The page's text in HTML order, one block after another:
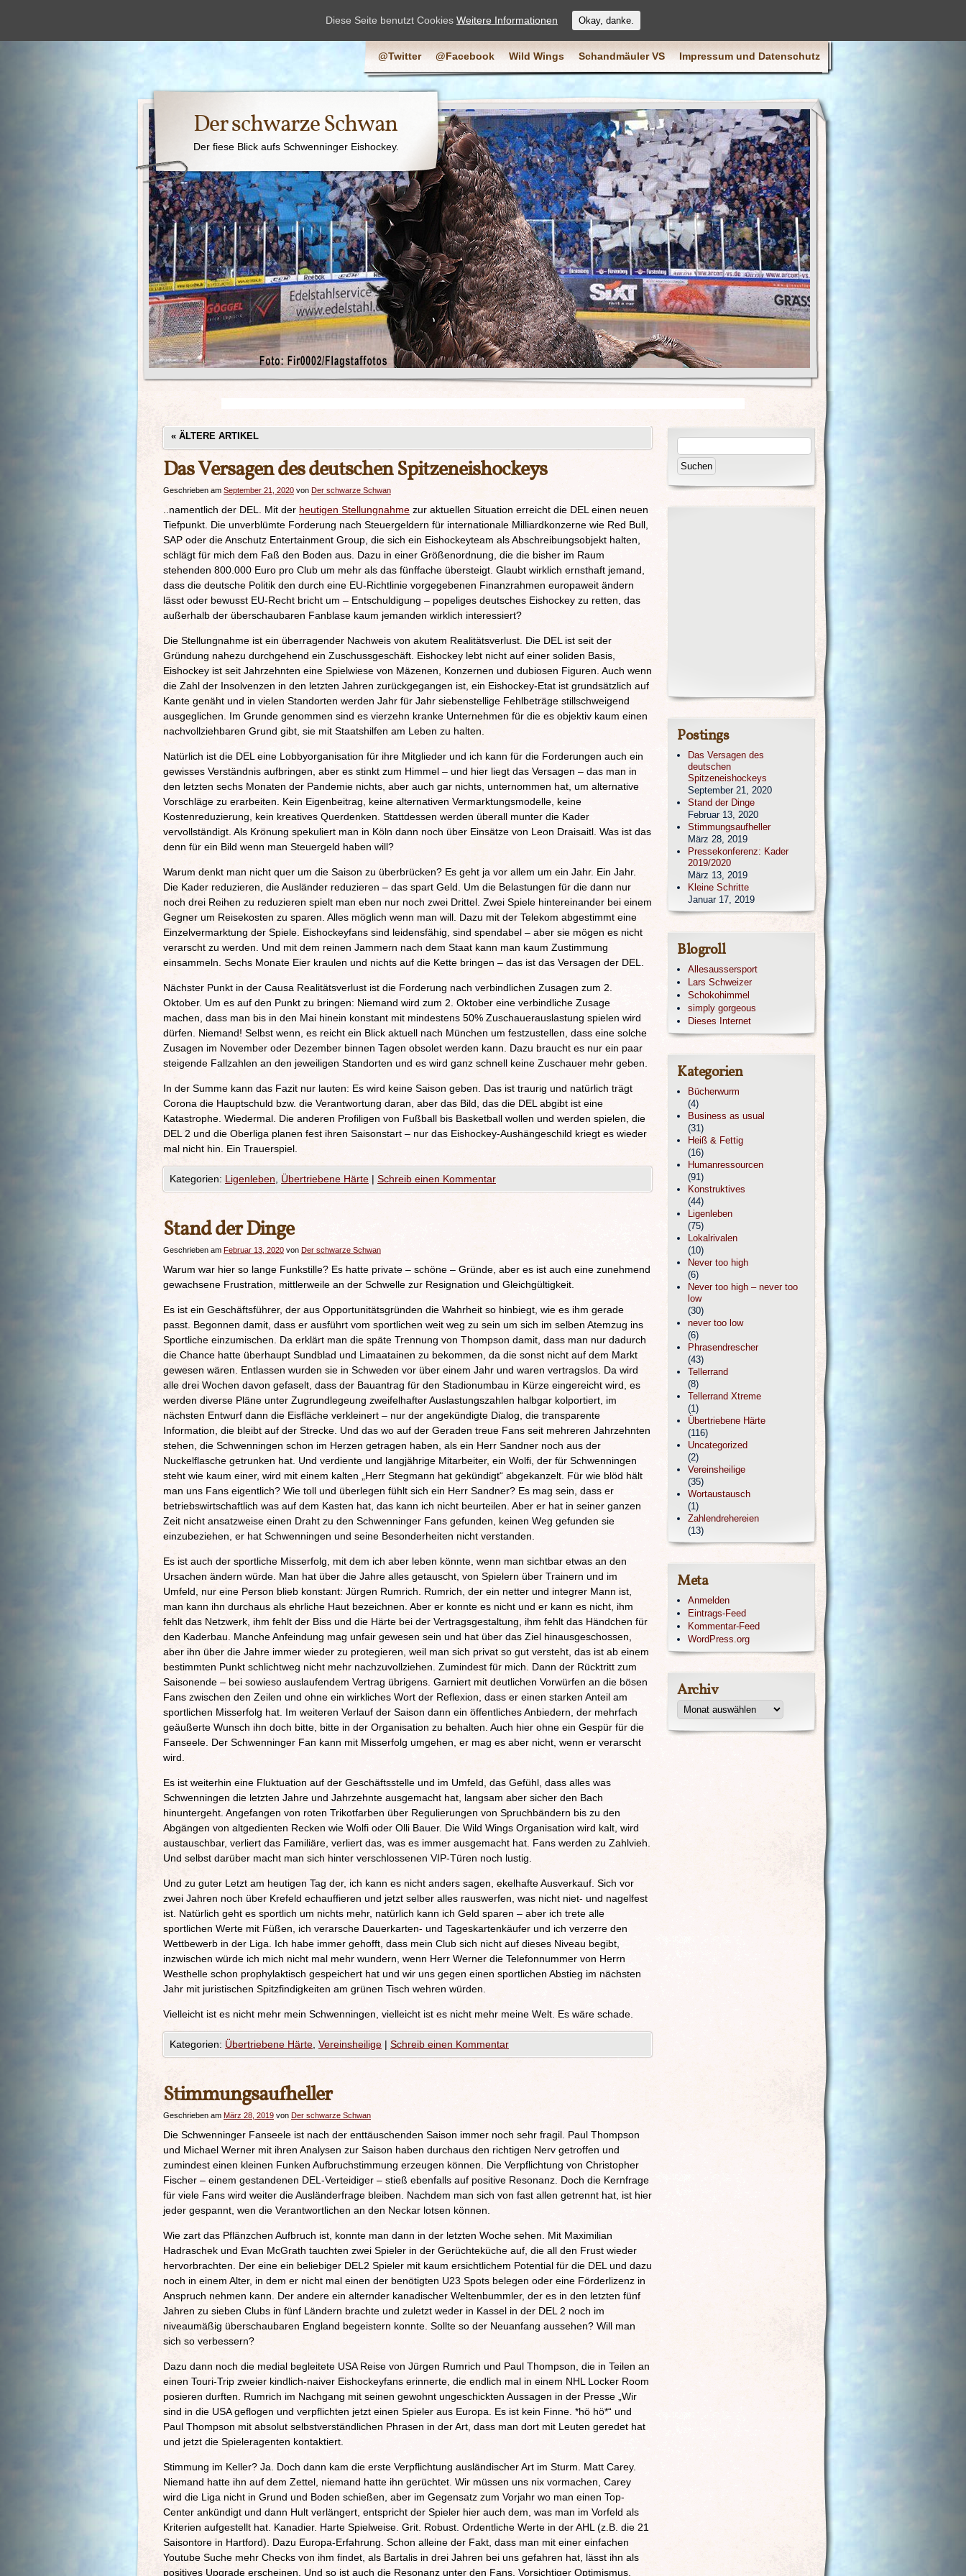
@Twitter @Facebook Wild Wings Schandmäuler VS Impressum und Datenschutz
Der schwarze Schwan
Der fiese Blick aufs Schwenninger Eishockey.
« ÄLTERE ARTIKEL
Das Versagen des deutschen Spitzeneishockeys
Geschrieben am September 21, 2020 von Der schwarze Schwan
..namentlich der DEL. Mit der heutigen Stellungnahme zur aktuellen Situation erreicht die DEL einen neuen
Tiefpunkt. Die unverblümte Forderung nach Steuergeldern für internationale Milliardkonzerne wie Red Bull,
SAP oder die Anschutz Entertainment Group, die sich ein Eishockeyteam als Abschreibungsobjekt halten,
schlägt für mich dem Faß den Boden aus. Dazu in einer Größenordnung, die die bisher im Raum
stehenden 800.000 Euro pro Club um mehr als das fünffache übersteigt. Glaubt wirklich ernsthaft jemand,
dass die deutsche Politik den durch eine EU-Richtlinie vorgegebenen Finanzrahmen europaweit ändern
lässt oder bewusst EU-Recht bricht um – Entschuldigung – popeliges deutsches Eishockey zu retten, das
außerhalb der überschaubaren Fanblase kaum jemanden wirklich interessiert?
Die Stellungnahme ist ein überragender Nachweis von akutem Realitätsverlust. Die DEL ist seit der
Gründung nahezu durchgehend ein Zuschussgeschäft. Eishockey lebt nicht auf einer soliden Basis,
Eishockey ist seit Jahrzehnten eine Spielwiese von Mäzenen, Konzernen und dubiosen Figuren. Auch wenn
die Zahl der Insolvenzen in den letzten Jahren zurückgegangen ist, ein Eishockey-Etat ist grundsätzlich auf
Kante genäht und in vielen Standorten werden Jahr für Jahr siebenstellige Fehlbeträge stillschweigend
ausgeglichen. Im Grunde genommen sind es vierzehn kranke Unternehmen für die es objektiv kaum einen
nachvollziehbaren Grund gibt, sie mit Staatshilfen am Leben zu halten.
Natürlich ist die DEL eine Lobbyorganisation für ihre Mitglieder und ich kann für die Forderungen auch ein
gewisses Verständnis aufbringen, aber es stinkt zum Himmel – und hier liegt das Versagen – das man in
den letzten sechs Monaten der Pandemie nichts, aber auch gar nichts, unternommen hat, um alternative
Vorschläge zu erarbeiten. Kein Eigenbeitrag, keine alternativen Vermarktungsmodelle, keine
Kostenreduzierung, kein kreatives Querdenken. Stattdessen werden überall munter die Kader
vervollständigt. Als Krönung spekuliert man in Köln dann noch über Einsätze von Leon Draisaitl. Was ist das
denn für ein Bild wenn man Steuergeld haben will?
Warum denkt man nicht quer um die Saison zu überbrücken? Es geht ja vor allem um ein Jahr. Ein Jahr.
Die Kader reduzieren, die Ausländer reduzieren – das spart Geld. Um die Belastungen für die dann nur
noch drei Reihen zu reduzieren spielt man eben nur noch zwei Drittel. Zwei Spiele hintereinander bei einem
Gegner um Reisekosten zu sparen. Alles möglich wenn man will. Dazu mit der Telekom abgestimmt eine
Einzelvermarktung der Spiele. Eishockeyfans sind leidensfähig, sind spendabel – aber sie mögen es nicht
verarscht zu werden. Und mit dem reinen Jammern nach dem Staat kann man kaum Zustimmung
einsammeln. Sechs Monate Eier kraulen und nichts auf die Kette bringen – das ist das Versagen der DEL.
Nächster Punkt in der Causa Realitätsverlust ist die Forderung nach verbindlichen Zusagen zum 2.
Oktober. Um es auf den Punkt zu bringen: Niemand wird zum 2. Oktober eine verbindliche Zusage
machen, dass man bis in den Mai hinein konstant mit mindestens 50% Zuschauerauslastung spielen wird
dürfen. Niemand! Selbst wenn, es reicht ein Blick aktuell nach München um festzustellen, dass eine solche
Zusagen im November oder Dezember binnen Tagen obsolet werden kann. Dazu braucht es nur ein paar
steigende Fallzahlen an den jeweiligen Standorten und es wird ganz schnell keine Zuschauer mehr geben.
In der Summe kann das Fazit nur lauten: Es wird keine Saison geben. Das ist traurig und natürlich trägt
Corona die Hauptschuld bzw. die Verantwortung daran, aber das Bild, das die DEL abgibt ist eine
Katastrophe. Wiedermal. Die anderen Profiligen von Fußball bis Basketball wollen und werden spielen, die
DEL 2 und die Oberliga planen fest ihren Saisonstart – nur das Eishockey-Aushängeschild kriegt es wieder
mal nicht hin. Ein Trauerspiel.
Kategorien: Ligenleben Übertriebene Härte | Schreib einen Kommentar
Stand der Dinge
Geschrieben am Februar 13, 2020 von Der schwarze Schwan
Warum war hier so lange Funkstille? Es hatte private – schöne – Gründe, aber es ist auch eine zunehmend
gewachsene Frustration, mittlerweile an der Schwelle zur Resignation und Gleichgültigkeit.
Es ist ein Geschäftsführer, der aus Opportunitätsgründen die Wahrheit so hinbiegt, wie es ihm gerade
passt. Begonnen damit, dass er ausführt vom sportlichen weit weg zu sein um sich im selben Atemzug ins
Sportliche einzumischen. Da erklärt man die späte Trennung von Thompson damit, dass man nur dadurch
die Chance hatte überhaupt Sundblad und Limaatainen zu bekommen, da die sonst nicht auf dem Markt
gewesen wären. Entlassen wurden sie in Schweden vor über einem Jahr und waren vertragslos. Da wird
alle drei Wochen davon gefaselt, dass der Bauantrag für den Stadionumbau in Kürze eingereicht wird, es
werden diverse Pläne unter Zugrundlegeung zweifelhafter Auslastungszahlen halbgar kolportiert, im
nächsten Entwurf dann die Eisfläche verkleinert – nur der angekündigte Dialog, die transparente
Information, die bleibt auf der Strecke. Und das wo auf der Geraden treue Fans seit mehreren Jahrzehnten
stehen, die Schwenningen schon im Herzen getragen haben, als ein Herr Sandner noch aus der
Nuckelflasche getrunken hat. Und verdiente und langjährige Mitarbeiter, ein Wolfi, der für Schwenningen
steht wie kaum einer, wird mit einem kalten „Herr Stegmann hat gekündigt“ abgekanzelt. Für wie blöd hält
man uns Fans eigentlich? Wie toll und überlegen fühlt sich ein Herr Sandner? Es mag sein, dass er
betriebswirtschaftlich was auf dem Kasten hat, das kann ich nicht beurteilen. Aber er hat in seiner ganzen
Zeit nicht ansatzweise einen Draht zu den Schwenninger Fans gefunden, keinen Weg gefunden sie
einzubeziehen, er hat Schwenningen und seine Besonderheiten nicht verstanden.
Es ist auch der sportliche Misserfolg, mit dem ich aber leben könnte, wenn man sichtbar etwas an den
Ursachen ändern würde. Man hat über die Jahre alles getauscht, von Spielern über Trainern und im
Umfeld, nur eine Person blieb konstant: Jürgen Rumrich. Rumrich, der ein netter und integrer Mann ist,
man kann ihn durchaus als ehrliche Haut bezeichnen. Aber er konnte es nicht und er kann es nicht, ihm
fehlt das Netzwerk, ihm fehlt der Biss und die Härte bei der Vertragsgestaltung, ihm fehlt das Händchen für
den Kaderbau. Manche Anfeindung mag unfair gewesen sein und hat über das Ziel hinausgeschossen,
aber ihn über die Jahre immer wieder zu protegieren, weil man sich privat so gut versteht, das ist ab einem
bestimmten Punkt schlichtweg nicht mehr nachzuvollziehen. Zumindest für mich. Dann der Rücktritt zum
Saisonende – bei sowieso auslaufendem Vertrag übrigens. Garniert mit deutlichen Vorwürfen an die bösen
Fans zwischen den Zeilen und ohne ein wirkliches Wort der Reflexion, dass er einen starken Anteil am
sportlichen Misserfolg hat. Im weiteren Verlauf der Saison dann ein öffentliches Anbiedern, der mehrfach
geäußerte Wunsch ihn doch bitte, bitte in der Organisation zu behalten. Auch hier ohne ein Gespür für die
Fanseele. Der Schwenninger Fan kann mit Misserfolg umgehen, er mag es aber nicht, wenn er verarscht
wird.
Es ist weiterhin eine Fluktuation auf der Geschäftsstelle und im Umfeld, das Gefühl, dass alles was
Schwenningen die letzten Jahre und Jahrzehnte ausgemacht hat, langsam aber sicher den Bach
hinuntergeht. Angefangen von roten Trikotfarben über Regulierungen von Spruchbändern bis zu den
Abgängen von altgedienten Recken wie Wolfi oder Olli Bauer. Die Wild Wings Organisation wird kalt, wird
austauschbar, verliert das Familiäre, verliert das, was es immer ausgemacht hat. Fans werden zu Zahlvieh.
Und selbst darüber macht man sich hinter verschlossenen VIP-Türen noch lustig.
Und zu guter Letzt am heutigen Tag der, ich kann es nicht anders sagen, ekelhafte Ausverkauf. Sich vor
zwei Jahren noch über Krefeld echauffieren und jetzt selber alles rauswerfen, was nicht niet- und nagelfest
ist. Natürlich geht es sportlich um nichts mehr, natürlich kann ich Geld sparen – aber ich trete alle
sportlichen Werte mit Füßen, ich verarsche Dauerkarten- und Tageskartenkäufer und ich verzerre den
Wettbewerb in der Liga. Ich habe immer gehofft, dass mein Club sich nicht auf dieses Niveau begibt,
inzwischen würde ich mich nicht mal mehr wundern, wenn Herr Werner die Telefonnummer von Herrn
Westhelle schon prophylaktisch gespeichert hat und wir uns gegen einen sportlichen Abstieg im nächsten
Jahr mit juristischen Spitzfindigkeiten am grünen Tisch wehren würden.
Vielleicht ist es nicht mehr mein Schwenningen, vielleicht ist es nicht mehr meine Welt. Es wäre schade.
Kategorien: Übertriebene Härte Vereinsheilige | Schreib einen Kommentar
Stimmungsaufheller
Geschrieben am März 28, 2019 von Der schwarze Schwan
Die Schwenninger Fanseele ist nach der enttäuschenden Saison immer noch sehr fragil. Paul Thompson
und Michael Werner mit ihren Analysen zur Saison haben durchaus den richtigen Nerv getroffen und
zumindest einen kleinen Funken Aufbruchstimmung erzeugen können. Die Verpflichtung von Christopher
Fischer – einem gestandenen DEL-Verteidiger – stieß ebenfalls auf positive Resonanz. Doch die Kernfrage
für viele Fans wird weiter die Ausländerfrage bleiben. Nachdem man sich von fast allen getrennt hat, ist hier
jeder gespannt, wen die Verantwortlichen an den Neckar lotsen können.
Wie zart das Pflänzchen Aufbruch ist, konnte man dann in der letzten Woche sehen. Mit Maximilian
Hadraschek und Evan McGrath tauchten zwei Spieler in der Gerüchteküche auf, die all den Frust wieder
hervorbrachten. Der eine ein beliebiger DEL2 Spieler mit kaum ersichtlichem Potential für die DEL und dazu
noch in einem Alter, in dem er nicht mal einen der benötigten U23 Spots belegen oder eine Förderlizenz in
Anspruch nehmen kann. Der andere ein alternder kanadischer Weltenbummler, der es in den letzten fünf
Jahren zu sieben Clubs in fünf Ländern brachte und zuletzt weder in Kassel in der DEL 2 noch im
niveaumäßig überschaubaren England begeistern konnte. Sollte so der Neuanfang aussehen? Will man
sich so verbessern?
Dazu dann noch die medial begleitete USA Reise von Jürgen Rumrich und Paul Thompson, die in Teilen an
einen Touri-Trip zweier kindlich-naiver Eishockeyfans erinnerte, die endlich mal in einem NHL Locker Room
posieren durften. Rumrich im Nachgang mit seinen gewohnt ungeschickten Aussagen in der Presse „Wir
sind in die USA geflogen und verpflichten jetzt einen Spieler aus Europa. Es ist kein Finne. *hö hö*“ und
Paul Thompson mit absolut selbstverständlichen Phrasen in der Art, dass man dort mit Leuten geredet hat
und jetzt die Spieleragenten kontaktiert.
Stimmung im Keller? Ja. Doch dann kam die erste Verpflichtung ausländischer Art im Sturm. Matt Carey.
Niemand hatte ihn auf dem Zettel, niemand hatte ihn gerüchtet. Wir müssen uns nix vormachen, Carey
wird die Liga nicht in Grund und Boden schießen, aber im Gegensatz zum Vorjahr wo man einen Top-
Center ankündigt und dann Hult verlängert, entspricht der Spieler hier auch dem, was man im Vorfeld als
Kriterien aufgestellt hat. Kanadier. Harte Spielweise. Grit. Robust. Ordentliche Werte in der AHL (z.B. die 21
Saisontore in Hartford). Dazu Europa-Erfahrung. Schon alleine der Fakt, dass man mit einer einfachen
Youtube Suche mehr Checks von ihm findet, als Bartalis in drei Jahren bei uns gefahren hat, lässt ihn als
positives Upgrade erscheinen. Und so ist auch die Resonanz unter den Fans. Vorsichtiger Optimismus.
Postings
Das Versagen des
deutschen
Spitzeneishockeys
September 21, 2020
Stand der Dinge
Februar 13, 2020
Stimmungsaufheller
März 28, 2019
Pressekonferenz: Kader
2019/2020
März 13, 2019
Kleine Schritte
Januar 17, 2019
Blogroll
Allesaussersport
Lars Schweizer
Schokohimmel
simply gorgeous
Dieses Internet
Kategorien
Bücherwurm
(4)
Business as usual
(31)
Heiß & Fettig
(16)
Humanressourcen
(91)
Konstruktives
(44)
Ligenleben
(75)
Lokalrivalen
(10)
Never too high
(6)
Never too high – never too
low
(30)
never too low
(6)
Phrasendrescher
(43)
Tellerrand
(8)
Tellerrand Xtreme
(1)
Übertriebene Härte
(116)
Uncategorized
(2)
Vereinsheilige
(35)
Wortaustausch
(1)
Zahlendrehereien
(13)
Meta
Anmelden
Eintrags-Feed
Kommentar-Feed
WordPress.org
Archiv
Diese Seite benutzt Cookies Weitere Informationen Okay, danke.